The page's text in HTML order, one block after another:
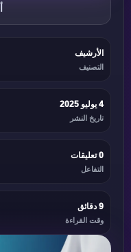
الأرشيف
التصنيف
4 يوليو 2025
تاريخ النشر
0 تعليقات
التفاعل
9 دقائق
وقت القراءة